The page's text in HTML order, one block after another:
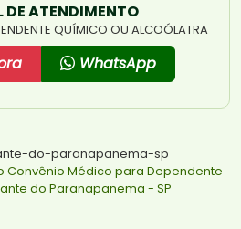
DE ATENDIMENTO
QUÍMICO OU ALCOÓLATRA
WhatsApp
do-paranapanema-sp
Convênio Médico para Dependente
do Paranapanema - SP